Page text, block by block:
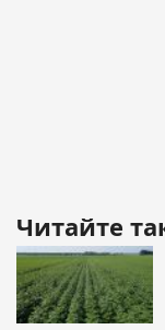
Читайте